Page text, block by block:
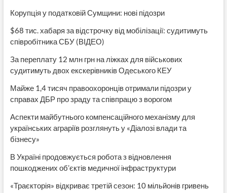
Корупція у податковій Сумщини: нові підозри
$68 тис. хабаря за відстрочку від мобілізації: судитимуть
співробітника СБУ (ВІДЕО)
За переплату 12 млн грн на ліжках для військових
судитимуть двох екскерівників Одеського КЕУ
Майже 1,4 тисяч правоохоронців отримали підозри у
справах ДБР про зраду та співпрацю з ворогом
Аспекти майбутнього компенсаційного механізму для
українських аграріїв розглянуть у «Діалозі влади та
бізнесу»
В Україні продовжується робота з відновлення
пошкоджених об’єктів медичної інфраструктури
«Траєкторія» відкриває третій сезон: 10 мільйонів гривень